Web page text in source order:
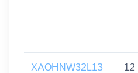
XAOHNW32L13 12